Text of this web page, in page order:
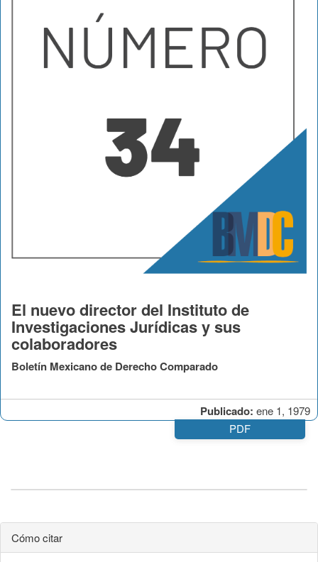
Publicado: ene 1, 1979
El nuevo director del Instituto de
Investigaciones Jurídicas y sus
colaboradores
Boletín Mexicano de Derecho Comparado
PDF
Cómo citar